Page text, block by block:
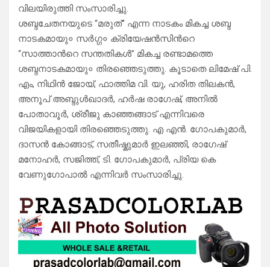
വിലയിരുത്തി സംസാരിച്ചു.
ശബ്ദചേതനയുടെ “മരുത്” എന്ന നാടകം മികച്ച ശബ്ദ
നാടകമായു० സർഗ്ഗ० ക്രിയേഷൻസിൻറെ
“സാത്താൻറെ സന്തതികൾ” മികച്ച രണ്ടാമത്തെ
ശബ്ദനാടകമായു० തിരഞ്ഞെടുത്തു. കൂടാതെ ലിമേഷ് പി.
എം, നിഥിൻ ജോയ്, ഫാത്തിമ വി. യു, ഹരിത തിലകൻ,
അനൂപ് അബ്ദുൾഖാദർ, ഹർഷ രാഗേഷ്, അനിൽ
പോതാവൂർ, ശ്രീജു കാഞ്ഞങ്ങാട് എന്നിവരെ
വിജയികളായി തിരഞ്ഞെടുത്തു. എ എൻ. ഗോപകുമാർ,
ദാസൻ കോങ്ങാട്, സതീഷ്കുമാർ ഇലഞ്ഞി, രാഗേഷ്
മനോഹർ, സജിത്ത്, ടി. ഗോപകുമാർ, പ്രിയ കെ
വേണുഗോപാൽ എന്നിവർ സംസാരിച്ചു.